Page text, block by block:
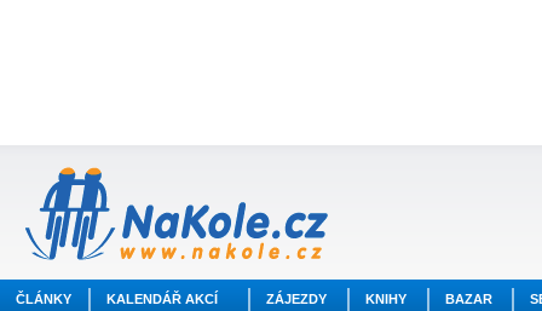
ČLÁNKY KALENDÁŘ AKCÍ ZÁJEZDY KNIHY BAZAR